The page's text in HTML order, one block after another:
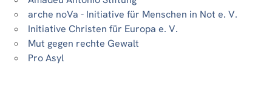
arche noVa - Initiative für Menschen in Not e. V.
Initiative Christen für Europa e. V.
Mut gegen rechte Gewalt
Pro Asyl